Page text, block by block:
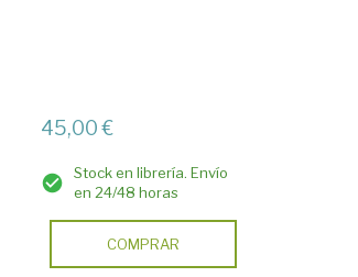
45,00 €
Stock en librería. Envío
en 24/48 horas
COMPRAR